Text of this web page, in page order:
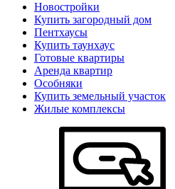
Новостройки
Купить загородный дом
Пентхаусы
Купить таунхаус
Готовые квартиры
Аренда квартир
Особняки
Купить земельный участок
Жилые комплексы